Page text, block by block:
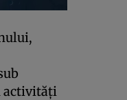
activităţi